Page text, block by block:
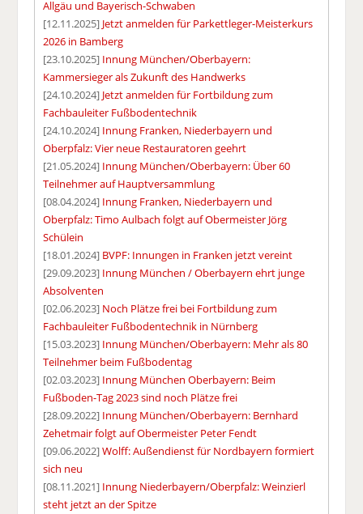
Allgäu und Bayerisch-Schwaben
[12.11.2025] Jetzt anmelden für Parkettleger-Meisterkurs
2026 in Bamberg
[23.10.2025] Innung München/Oberbayern:
Kammersieger als Zukunft des Handwerks
[24.10.2024] Jetzt anmelden für Fortbildung zum
Fachbauleiter Fußbodentechnik
[24.10.2024] Innung Franken, Niederbayern und
Oberpfalz: Vier neue Restauratoren geehrt
[21.05.2024] Innung München/Oberbayern: Über 60
Teilnehmer auf Hauptversammlung
[08.04.2024] Innung Franken, Niederbayern und
Oberpfalz: Timo Aulbach folgt auf Obermeister Jörg
Schülein
[18.01.2024] BVPF: Innungen in Franken jetzt vereint
[29.09.2023] Innung München / Oberbayern ehrt junge
Absolventen
[02.06.2023] Noch Plätze frei bei Fortbildung zum
Fachbauleiter Fußbodentechnik in Nürnberg
[15.03.2023] Innung München/Oberbayern: Mehr als 80
Teilnehmer beim Fußbodentag
[02.03.2023] Innung München Oberbayern: Beim
Fußboden-Tag 2023 sind noch Plätze frei
[28.09.2022] Innung München/Oberbayern: Bernhard
Zehetmair folgt auf Obermeister Peter Fendt
[09.06.2022]Wolff: Außendienst für Nordbayern formiert
sich neu
[08.11.2021] Innung Niederbayern/Oberpfalz: Weinzierl
steht jetzt an der Spitze